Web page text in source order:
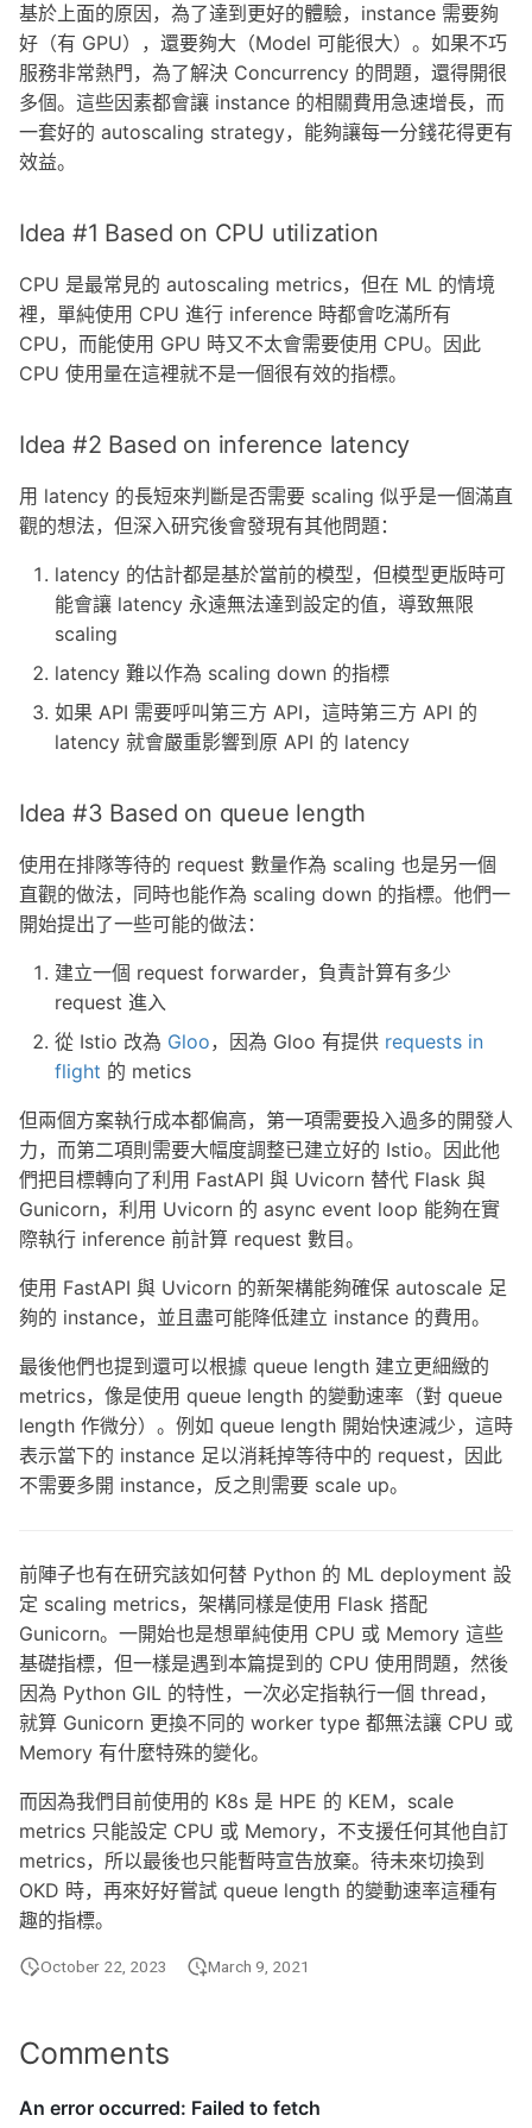
基於上面的原因，為了達到更好的體驗，instance 需要夠
好（有 GPU），還要夠大（Model 可能很大）。如果不巧
服務非常熱門，為了解決 Concurrency 的問題，還得開很
多個。這些因素都會讓 instance 的相關費用急速增長，而
一套好的 autoscaling strategy，能夠讓每一分錢花得更有
效益。
Idea #1 Based on CPU utilization
CPU 是最常見的 autoscaling metrics，但在 ML 的情境
裡，單純使用 CPU 進行 inference 時都會吃滿所有
CPU，而能使用 GPU 時又不太會需要使用 CPU。因此
CPU 使用量在這裡就不是一個很有效的指標。
Idea #2 Based on inference latency
用 latency 的長短來判斷是否需要 scaling 似乎是一個滿直
觀的想法，但深入研究後會發現有其他問題：
latency 的估計都是基於當前的模型，但模型更版時可
能會讓 latency 永遠無法達到設定的值，導致無限
scaling
latency 難以作為 scaling down 的指標
如果 API 需要呼叫第三方 API，這時第三方 API 的
latency 就會嚴重影響到原 API 的 latency
Idea #3 Based on queue length
使用在排隊等待的 request 數量作為 scaling 也是另一個
直觀的做法，同時也能作為 scaling down 的指標。他們一
開始提出了一些可能的做法：
建立一個 request forwarder，負責計算有多少
request 進入
從 Istio 改為 Gloo，因為 Gloo 有提供 requests in
flight 的 metics
但兩個方案執行成本都偏高，第一項需要投入過多的開發人
力，而第二項則需要大幅度調整已建立好的 Istio。因此他
們把目標轉向了利用 FastAPI 與 Uvicorn 替代 Flask 與
Gunicorn，利用 Uvicorn 的 async event loop 能夠在實
際執行 inference 前計算 request 數目。
使用 FastAPI 與 Uvicorn 的新架構能夠確保 autoscale 足
夠的 instance，並且盡可能降低建立 instance 的費用。
最後他們也提到還可以根據 queue length 建立更細緻的
metrics，像是使用 queue length 的變動速率（對 queue
length 作微分）。例如 queue length 開始快速減少，這時
表示當下的 instance 足以消耗掉等待中的 request，因此
不需要多開 instance，反之則需要 scale up。
前陣子也有在研究該如何替 Python 的 ML deployment 設
定 scaling metrics，架構同樣是使用 Flask 搭配
Gunicorn。一開始也是想單純使用 CPU 或 Memory 這些
基礎指標，但一樣是遇到本篇提到的 CPU 使用問題，然後
因為 Python GIL 的特性，一次必定指執行一個 thread，
就算 Gunicorn 更換不同的 worker type 都無法讓 CPU 或
Memory 有什麼特殊的變化。
而因為我們目前使用的 K8s 是 HPE 的 KEM，scale
metrics 只能設定 CPU 或 Memory，不支援任何其他自訂
metrics，所以最後也只能暫時宣告放棄。待未來切換到
OKD 時，再來好好嘗試 queue length 的變動速率這種有
趣的指標。
October 22, 2023 March 9, 2021
Comments